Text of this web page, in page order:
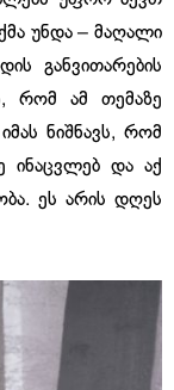
უნდა – მაღალი
განვითარების
რომ ამ თემაზე
ნიშნავს, რომ
ინაცვლებ და აქ
ეს არის დღეს